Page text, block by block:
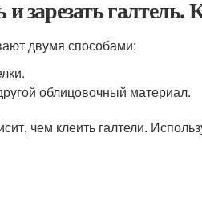
зарезать галтель.
двумя способами:
облицовочный материал.
чем клеить галтели.